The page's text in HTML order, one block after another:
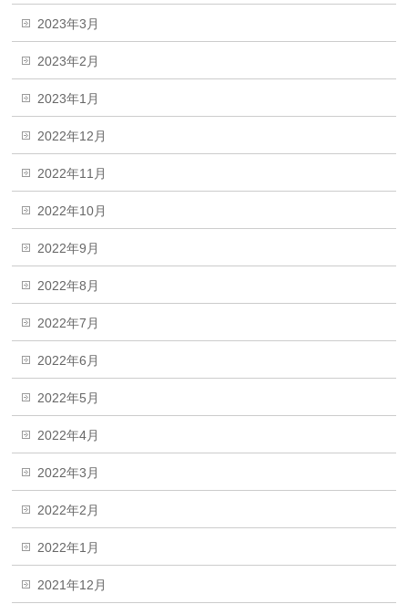
2023年3月
2023年2月
2023年1月
2022年12月
2022年11月
2022年10月
2022年9月
2022年8月
2022年7月
2022年6月
2022年5月
2022年4月
2022年3月
2022年2月
2022年1月
2021年12月